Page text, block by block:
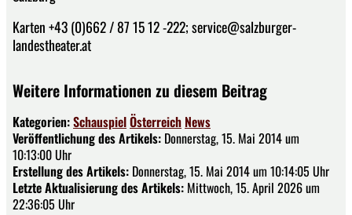
Karten +43 (0)662 / 87 15 12 -222; service@salzburger-
landestheater.at
Weitere Informationen zu diesem Beitrag
Kategorien:SchauspielÖsterreich News
Veröffentlichung des Artikels: Donnerstag, 15. Mai 2014 um
10:13:00 Uhr
Erstellung des Artikels: Donnerstag, 15. Mai 2014 um 10:14:05 Uhr
Letzte Aktualisierung des Artikels: Mittwoch, 15. April 2026 um
22:36:05 Uhr